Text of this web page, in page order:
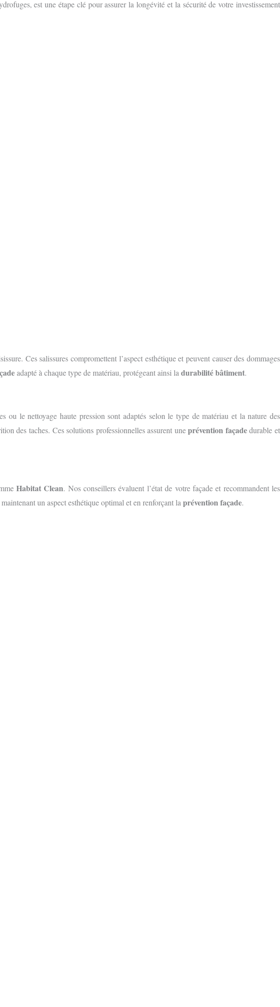
est une étape clé pour assurer la longévité et la sécurité de votre investissement
Ces salissures compromettent l’aspect esthétique et peuvent causer des dommages
adapté à chaque type de matériau, protégeant ainsi la durabilité bâtiment.
ou le nettoyage haute pression sont adaptés selon le type de matériau et la nature des
des taches. Ces solutions professionnelles assurent uneprévention façadedurable et
Habitat Clean. Nos conseillers évaluent l’état de votre façade et recommandent les
un aspect esthétique optimal et en renforçant la prévention façade.